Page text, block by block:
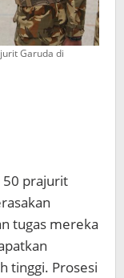
Garuda di
50 prajurit
tugas mereka
tinggi. Prosesi